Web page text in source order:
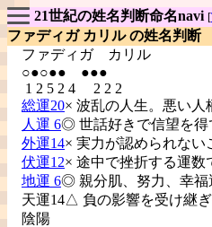
21世紀の姓名判断命名navi [
ファディガ カリル の姓名判断
ファディガ
カリル
○●○●● ●●●
1 2 5 2 4 2 2 2
総運20× 波乱の人生。悪い人
人運 6◎ 世話好きで信望を得
外運14× 実力が認められない
伏運12× 途中で挫折する運数
地運 6◎ 親分肌、努力、幸福
天運14△ 負の影響を受け継ぎ
陰陽